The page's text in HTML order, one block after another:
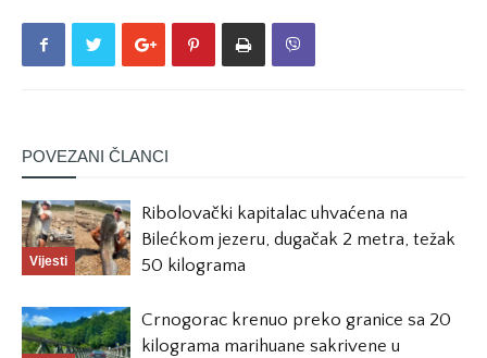
POVEZANI ČLANCI
Vijesti
Ribolovački kapitalac uhvaćena na
Bilećkom jezeru, dugačak 2 metra, težak
50 kilograma
Crnogorac krenuo preko granice sa 20
kilograma marihuane sakrivene u